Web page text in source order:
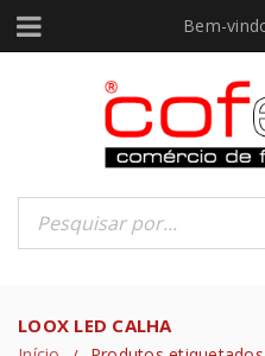
Bem-
LOOX LED CALHA